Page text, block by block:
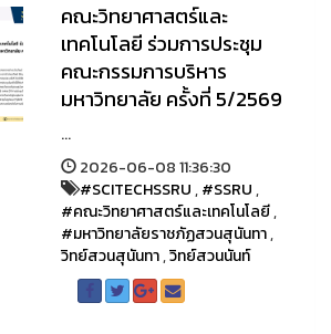
คณะวิทยาศาสตร์และ
เทคโนโลยี ร่วมการประชุม
คณะกรรมการบริหาร
มหาวิทยาลัย ครั้งที่ 5/2569
...
2026-06-08 11:36:30
#SCITECHSSRU,#SSRU,
#คณะวิทยาศาสตร์และเทคโนโลยี,
#มหาวิทยาลัยราชภัฏสวนสุนันทา,
วิทย์สวนสุนันทา,วิทย์สวนนันท์